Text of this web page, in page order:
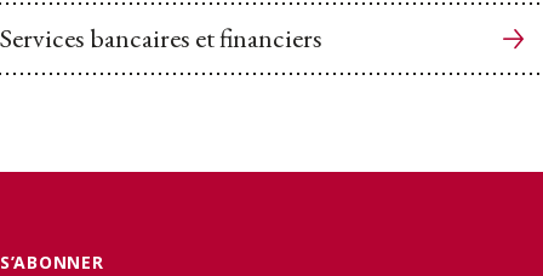
Services bancaires et financiers
S’ABONNER